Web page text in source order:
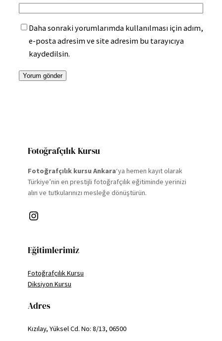
Daha sonraki yorumlarımda kullanılması için adım,
e-posta adresim ve site adresim bu tarayıcıya
kaydedilsin.
Fotoğrafçılık Kursu
Fotoğrafçılık kursu Ankara‘ya hemen kayıt olarak
Türkiye’nin en prestijli fotoğrafçılık eğitiminde yerinizi
alın ve tutkularınızı mesleğe dönüştürün.
Instagram
Eğitimlerimiz
Fotoğrafçılık Kursu
Diksiyon Kursu
Adres
Kızılay, Yüksel Cd. No: 8/13, 06500